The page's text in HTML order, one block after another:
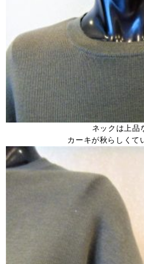
ネックは上品
カーキが秋らしくて